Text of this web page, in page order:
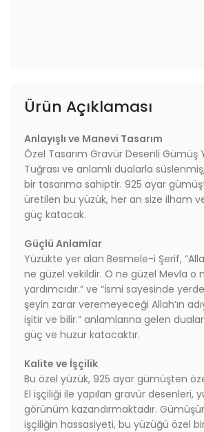
Ürün Açıklaması
Anlayışlı ve Manevi Tasarım
Özel Tasarım Gravür Desenli Gümüş
Tuğrası ve anlamlı dualarla
bir tasarıma sahiptir. 925 ayar
üretilen bu yüzük, her an size ilham
güç katacak.
Güçlü Anlamlar
Yüzükte yer alan Besmele-i Şerif,
ne güzel vekildir. O ne güzel Mevla o
yardımcıdır.” ve “İsmi sayesinde
şeyin zarar veremeyeceği Allah’ın
işitir ve bilir.” anlamlarına gelen
güç ve huzur katacaktır.
Kalite ve İşçilik
Bu özel yüzük, 925 ayar gümüşten
El işçiliği ile yapılan gravür desenleri,
görünüm kazandırmaktadır.
işçiliğin hassasiyeti, bu yüzüğü özel